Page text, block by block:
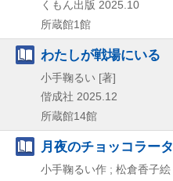
くもん出版 2025.10
所蔵館1館
わたしが戦場にいる
小手鞠るい [著]
偕成社 2025.12
所蔵館14館
月夜のチョッコラータ
小手鞠るい作 ; 松倉香子絵